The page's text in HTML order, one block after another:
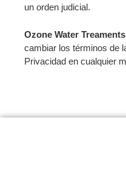
un orden judicial.
Ozone Water Treaments
cambiar los términos de
Privacidad en cualquier